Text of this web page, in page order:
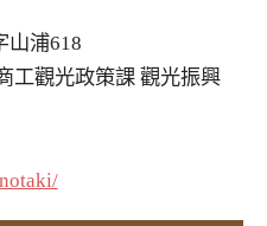
山浦618
工觀光政策課 觀光振興